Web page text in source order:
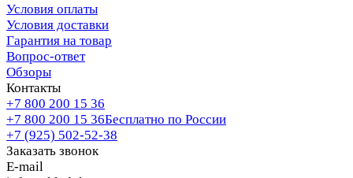
Условия оплаты
Условия доставки
Гарантия на товар
Вопрос-ответ
Обзоры
Контакты
+7 800 200 15 36
+7 800 200 15 36Бесплатно по России
+7 (925) 502-52-38
Заказать звонок
E-mail